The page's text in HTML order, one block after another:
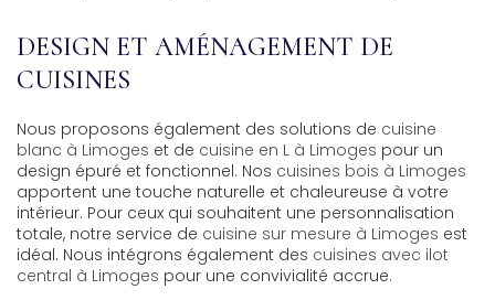
DESIGN ET AMÉNAGEMENT DE
CUISINES
Nous proposons également des solutions de cuisine
blanc à Limoges et de cuisine en L à Limoges pour un
design épuré et fonctionnel. Nos cuisines bois à Limoges
apportent une touche naturelle et chaleureuse à votre
intérieur. Pour ceux qui souhaitent une personnalisation
totale, notre service de cuisine sur mesure à Limoges est
idéal. Nous intégrons également des cuisines avec ilot
central à Limoges pour une convivialité accrue.